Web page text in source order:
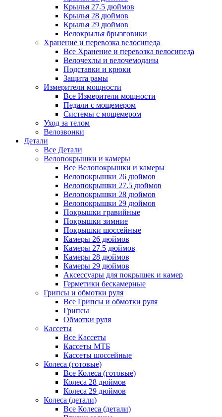
Крылья 27.5 дюймов
Крылья 28 дюймов
Крылья 29 дюймов
Велокрылья брызговики
Хранение и перевозка велосипеда
Все Хранение и перевозка велосипеда
Велочехлы и велочемоданы
Подставки и крюки
Защита рамы
Измерители мощности
Все Измерители мощности
Педали с мощемером
Системы с мощемером
Уход за телом
Велозвонки
Детали
Все Детали
Велопокрышки и камеры
Все Велопокрышки и камеры
Велопокрышки 26 дюймов
Велопокрышки 27.5 дюймов
Велопокрышки 28 дюймов
Велопокрышки 29 дюймов
Покрышки гравийные
Покрышки зимние
Покрышки шоссейные
Камеры 26 дюймов
Камеры 27.5 дюймов
Камеры 28 дюймов
Камеры 29 дюймов
Аксессуары для покрышек и камер
Герметики бескамерные
Грипсы и обмотки руля
Все Грипсы и обмотки руля
Грипсы
Обмотки руля
Кассеты
Все Кассеты
Кассеты МТБ
Кассеты шоссейные
Колеса (готовые)
Все Колеса (готовые)
Колеса 28 дюймов
Колеса 29 дюймов
Колеса (детали)
Все Колеса (детали)